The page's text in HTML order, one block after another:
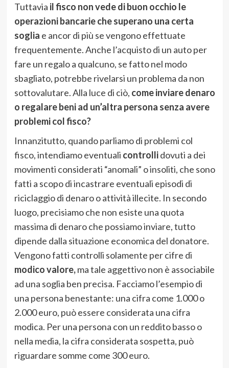
Tuttavia il fisco non vede di buon occhio le
operazioni bancarie che superano una certa
soglia e ancor di più se vengono effettuate
frequentemente. Anche l’acquisto di un auto per
fare un regalo a qualcuno, se fatto nel modo
sbagliato, potrebbe rivelarsi un problema da non
sottovalutare. Alla luce di ciò, come inviare denaro
o regalare beni ad un’altra persona senza avere
problemi col fisco?
Innanzitutto, quando parliamo di problemi col
fisco, intendiamo eventuali controllidovuti a dei
movimenti considerati “anomali” o insoliti, che sono
fatti a scopo di incastrare eventuali episodi di
riciclaggio di denaro o attività illecite. In secondo
luogo, precisiamo che non esiste una quota
massima di denaro che possiamo inviare, tutto
dipende dalla situazione economica del donatore.
Vengono fatti controlli solamente per cifre di
modico valore,ma tale aggettivo non è associabile
ad una soglia ben precisa. Facciamo l’esempio di
una persona benestante: una cifra come 1.000 o
2.000 euro, può essere considerata una cifra
modica. Per una persona con un reddito basso o
nella media, la cifra considerata sospetta, può
riguardare somme come 300 euro.